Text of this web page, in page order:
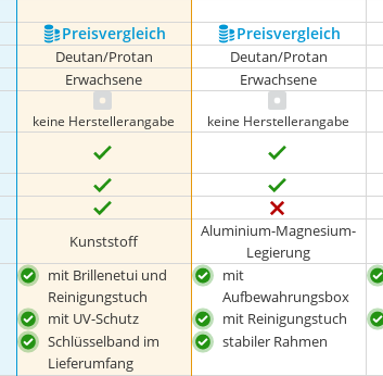
Preis­vergleich Preis­vergleich
Deutan/Protan Deutan/Protan
Erwachsene Erwachsene
keine Herstellerangabe keine Herstellerangabe
Kunststoff
Aluminium-Magnesium-
Legierung
mit Brillenetui und
Reinigungstuch
mit UV-Schutz
Schlüsselband im
Lieferumfang
mit
Aufbewahrungsbox
mit Reinigungstuch
stabiler Rahmen